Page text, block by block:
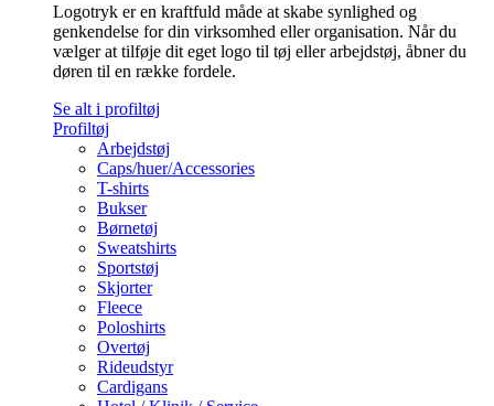
Logotryk er en kraftfuld måde at skabe synlighed og
genkendelse for din virksomhed eller organisation. Når du
vælger at tilføje dit eget logo til tøj eller arbejdstøj, åbner du
døren til en række fordele.
Se alt i profiltøj
Profiltøj
Arbejdstøj
Caps/huer/Accessories
T-shirts
Bukser
Børnetøj
Sweatshirts
Sportstøj
Skjorter
Fleece
Poloshirts
Overtøj
Rideudstyr
Cardigans